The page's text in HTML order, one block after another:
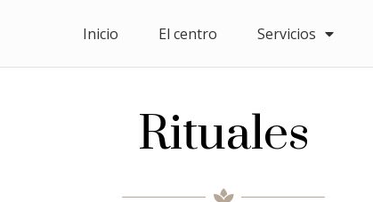
Inicio El centro Servicios
Rituales